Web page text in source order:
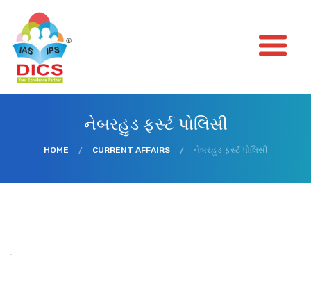
નેબરહુડ ફર્સ્ટ પોલિસી
HOME / CURRENT AFFAIRS / નેબરહુડ ફર્સ્ટ પોલિસી